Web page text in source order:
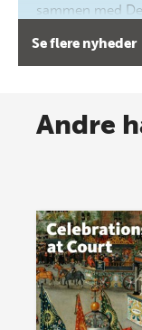
sammen med
forfatterne bag
Spar op
onsdag den 10.
Se flere nyheder
Andre